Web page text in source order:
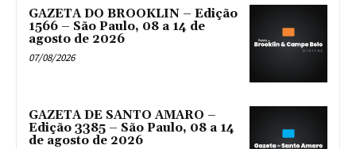
GAZETA DO BROOKLIN – Edição
1566 – São Paulo, 08 a 14 de
agosto de 2026
07/08/2026
GAZETA DE SANTO AMARO –
Edição 3385 – São Paulo, 08 a 14
de agosto de 2026